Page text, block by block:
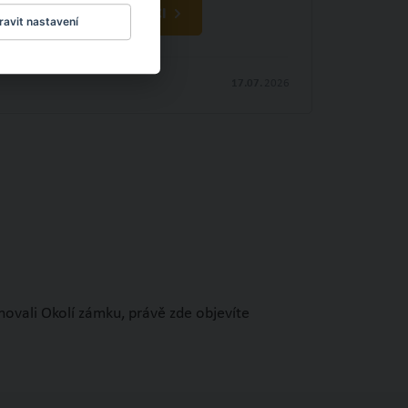
OBJEVTE NOVÉ VĚCI
Okolí zámku, právě zde objevíte
nastavení